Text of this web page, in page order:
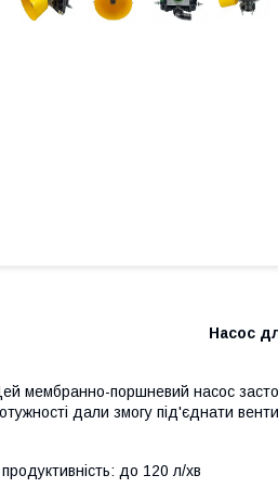
Насос
мембранно-поршневий насос
дали змогу під'єднати
продуктивність: до 120 л/хв